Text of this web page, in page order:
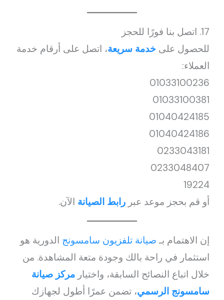
17. اتصل بنا فورًا للحجز
للحصول علىخدمة سريعة، اتصل على أرقام خدمة
العملاء:
01033100236
01033100381
01040424185
01040424186
0233043181
0233048407
19224
أو قم بحجز موعد عبررابط الصيانة الآن.
إن الاهتمام بـ صيانة تلفزيون سامسونج الدورية هو
استثمار في راحة بالك وجودة متعة المشاهدة. من
خلال اتباع النصائح السابقة، واختيارمركز صيانة
سامسونج الرسمي، تضمن عمرًا أطول لجهازك